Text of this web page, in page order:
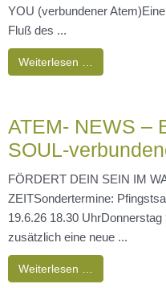
YOU (verbundener
Fluß des ...
Weiterlesen …
ATEM- NEWS –
SOUL-
FÖRDERT DEIN SEIN IM
ZEITSondertermine:
19.6.26 18.30
zusätzlich eine neue ...
Weiterlesen …